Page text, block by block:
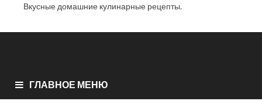
Вкусные домашние кулинарные рецепты.
ГЛАВНОЕ МЕНЮ